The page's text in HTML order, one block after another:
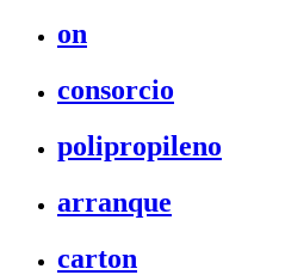
on
consorcio
polipropileno
arranque
carton